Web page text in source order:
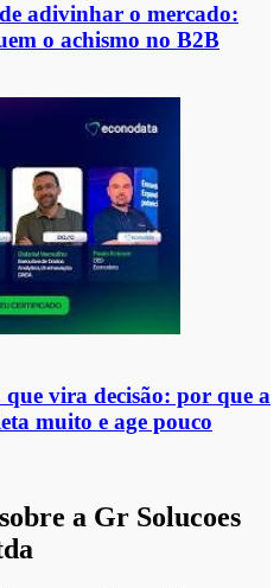
adivinhar o mercado:
o achismo no B2B
vira decisão: por que a
muito e age pouco
a Gr Solucoes